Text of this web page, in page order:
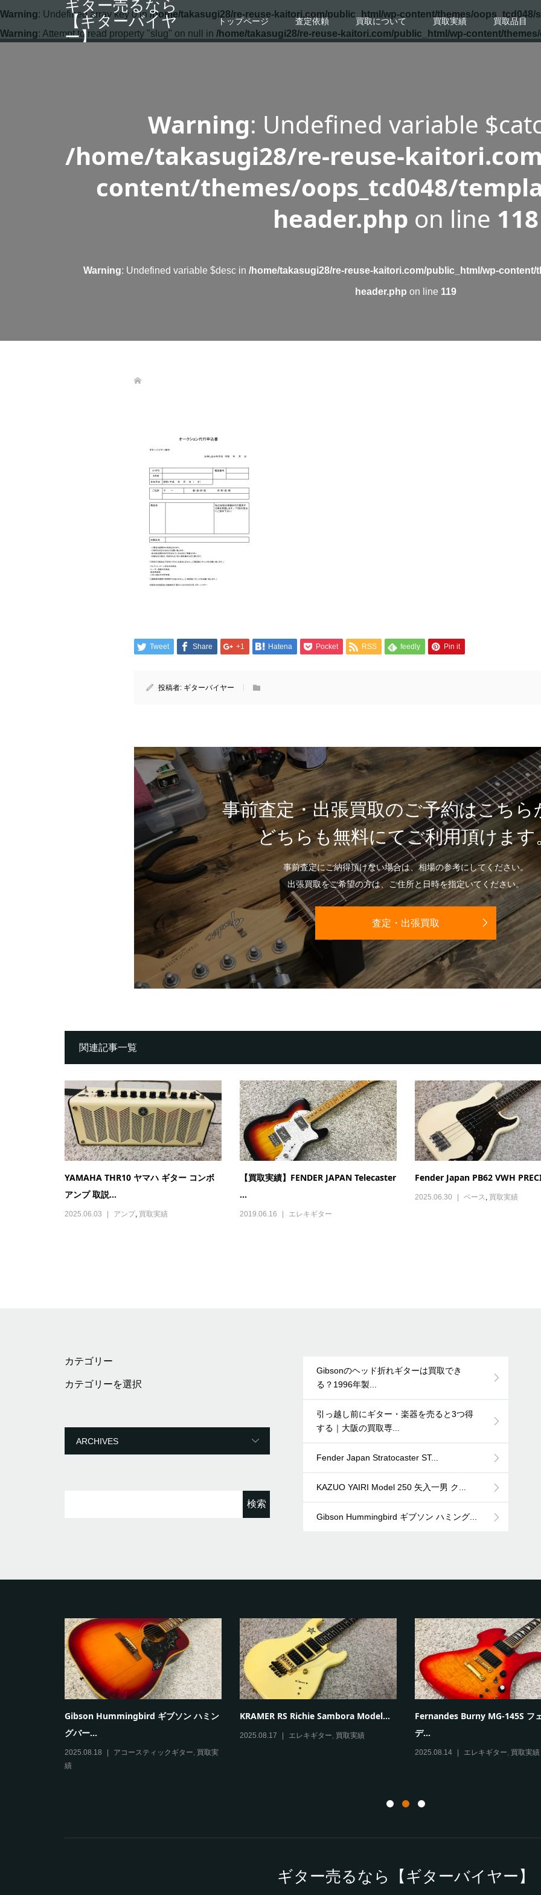
ギター売るなら
【ギターバイヤ
ー】
トップページ 査定依頼 買取について 買取実績 買取品目
Warning: Undefined array key 0 in /home/takasugi28/re-reuse-kaitori.com/public_html/wp-content/themes/oops_tcd048/
Warning: Attempt to read property "slug" on null in /home/takasugi28/re-reuse-kaitori.com/public_html/wp-content/
Warning: Undefined variable
/home/takasugi28/re-reuse-
content/themes/oops_tcd048/
header.php on line 118
Warning: Undefined variable $desc in /home/takasugi28/re-reuse-kaitori.com/public_html/wp-
header.php on line 119
Tweet Share +1 Hatena Pocket RSS feedly Pin it
投稿者: ギターバイヤー
事前査定・出張買取のご予約はこちら
どちらも無料にてご利用頂けます
事前査定にご納得頂けない場合は、相場の参考にしてください。
出張買取をご希望の方は、ご住所と日時を指定いてください。
査定・出張買取
関連記事一覧
YAMAHA THR10 ヤマハ ギター コンボ
アンプ 取説...
2025.06.03 アンプ, 買取実績
【買取実績】FENDER JAPAN Telecaster
...
2019.06.16 エレキギター
Fender Japan PB62 VWH
2025.06.30 ベース, 買取実績
カテゴリー
カ
テ
Gibsonのヘッド折れギターは買取でき
る？1996年製...
引っ越し前にギター・楽器を売ると3つ得
する｜大阪の買取専...
Fender Japan Stratocaster ST...
KAZUO YAIRI Model 250 矢入一男 ク...
Gibson Hummingbird ギブソン ハミング...
Paul Reed Smith(PRS) SE Custom...
2025.08.09
VOX mini5 Rhythm ヴォックス モデリ
ングアン...
Paul Reed Smith（PRS） SE
2025.08.08
ギター売るなら【ギターバイヤー】